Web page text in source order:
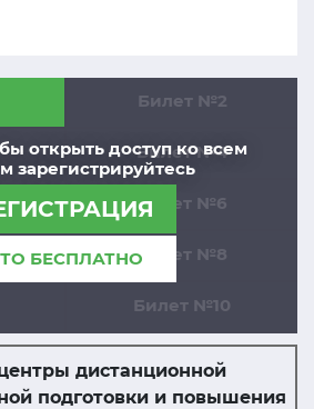
открыть доступ ко всем
зарегистрируйтесь
БЕСПЛАТНО
Билет №2
Билет №4
Билет №6
Билет №8
Билет №10
дистанционной
подготовки и повышения